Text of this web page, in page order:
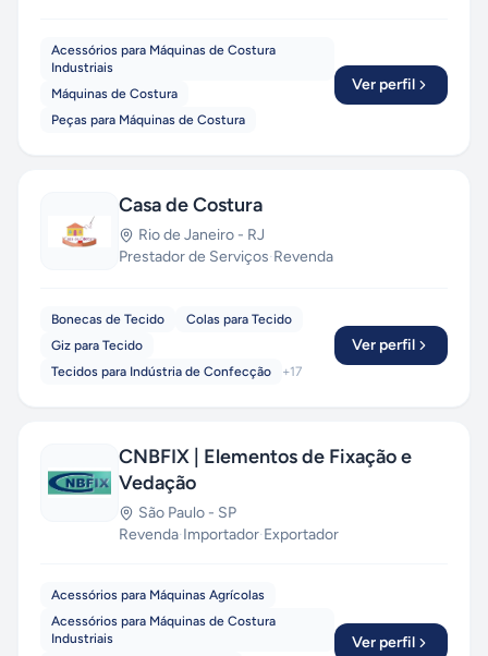
Acessórios para Máquinas de Costura
Industriais
Máquinas de Costura
Peças para Máquinas de Costura
Ver perfil
Casa de Costura
Rio de Janeiro - RJ
Prestador de Serviços·Revenda
Bonecas de Tecido
Colas para Tecido
Giz para Tecido
Tecidos para Indústria de Confecção
+17
Ver perfil
CNBFIX | Elementos de Fixação e
Vedação
São Paulo - SP
Revenda·Importador·Exportador
Acessórios para Máquinas Agrícolas
Acessórios para Máquinas de Costura
Industriais
Ver perfil